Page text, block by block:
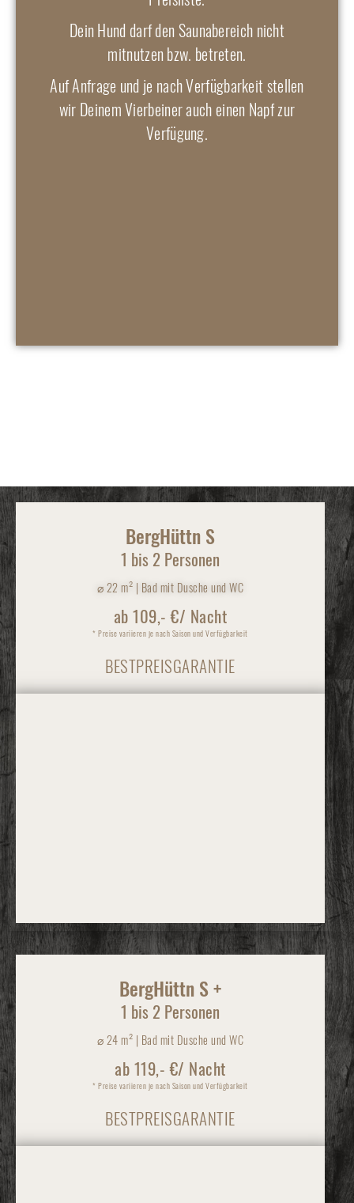
Dein Hund darf den Saunabereich nicht
mitnutzen bzw. betreten.
Auf Anfrage und je nach Verfügbarkeit stellen
wir Deinem Vierbeiner auch einen Napf zur
Verfügung.
BergHüttn S
1 bis 2 Personen
⌀ 22 m² | Bad mit Dusche und WC
ab 109,- €/ Nacht
* Preise variieren je nach Saison und Verfügbarkeit
BESTPREISGARANTIE
BergHüttn S +
1 bis 2 Personen
⌀ 24 m² | Bad mit Dusche und WC
ab 119,- €/ Nacht
* Preise variieren je nach Saison und Verfügbarkeit
BESTPREISGARANTIE